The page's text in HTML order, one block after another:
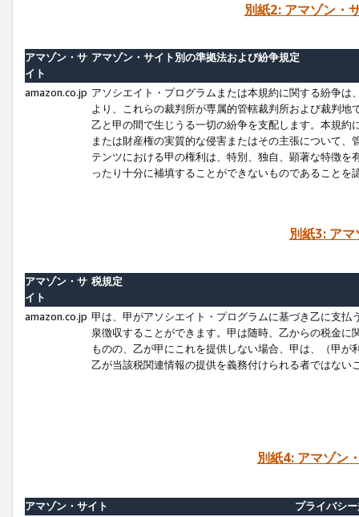
別紙2: アマゾン・
アマゾン・サ
イト
アマゾン・サイト別の準拠法および紛争規定
amazon.co.jp アソシエイト・プログラムまたは本規約に関する紛争
より、これらの裁判所が専属的管轄裁判所および裁判
乙と甲の間で生じうる一切の紛争を支配します。本規
または財産権の実質的な侵害またはその主張について
テンツにおける甲の権利は、特別、独自、顕著な特徴
ったり十分に補填することができないものであることを
別紙3: ア
アマゾン・サ
イト
税規定
amazon.co.jp 甲は、甲がアソシエイト・プログラムに基づき乙に支
泉徴収することができます。甲は随時、乙からの税金
ものの、乙が甲にこれを提供しない場合、甲は、（甲
乙が当該税関連情報の提供を義務付けられる者ではな
別紙4: アマゾン
アマゾン・サイト
プライバシ